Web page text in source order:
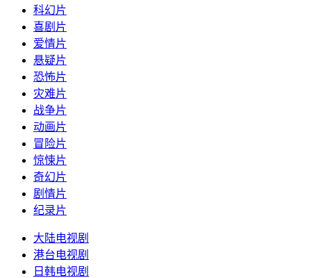
科幻片
喜剧片
爱情片
悬疑片
恐怖片
灾难片
战争片
动画片
冒险片
惊悚片
奇幻片
剧情片
纪录片
大陆电视剧
港台电视剧
日韩电视剧